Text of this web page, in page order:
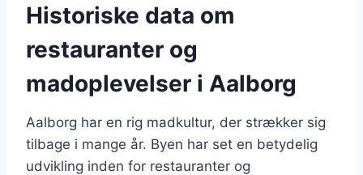
Historiske data om
restauranter og
madoplevelser i Aalborg
Aalborg har en rig madkultur, der strækker sig
tilbage i mange år. Byen har set en betydelig
udvikling inden for restauranter og